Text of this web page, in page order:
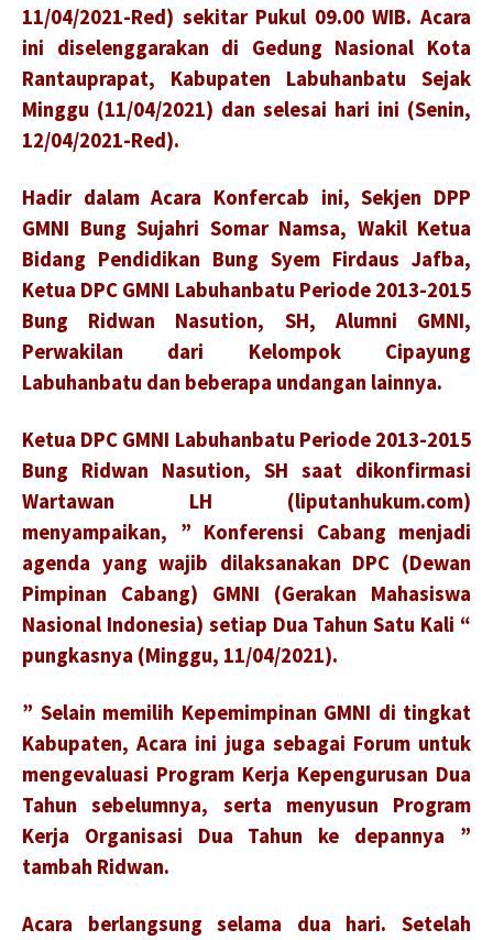
11/04/2021-Red) sekitar Pukul 09.00 WIB. Acara
ini diselenggarakan di Gedung Nasional Kota
Rantauprapat, Kabupaten Labuhanbatu Sejak
Minggu (11/04/2021) dan selesai hari ini (Senin,
12/04/2021-Red).
Hadir dalam Acara Konfercab ini, Sekjen DPP
GMNI Bung Sujahri Somar Namsa, Wakil Ketua
Bidang Pendidikan Bung Syem Firdaus Jafba,
Ketua DPC GMNI Labuhanbatu Periode 2013-2015
Bung Ridwan Nasution, SH, Alumni GMNI,
Perwakilan dari Kelompok Cipayung
Labuhanbatu dan beberapa undangan lainnya.
Ketua DPC GMNI Labuhanbatu Periode 2013-2015
Bung Ridwan Nasution, SH saat dikonfirmasi
Wartawan LH (liputanhukum.com)
menyampaikan, ” Konferensi Cabang menjadi
agenda yang wajib dilaksanakan DPC (Dewan
Pimpinan Cabang) GMNI (Gerakan Mahasiswa
Nasional Indonesia) setiap Dua Tahun Satu Kali “
pungkasnya (Minggu, 11/04/2021).
” Selain memilih Kepemimpinan GMNI di tingkat
Kabupaten, Acara ini juga sebagai Forum untuk
mengevaluasi Program Kerja Kepengurusan Dua
Tahun sebelumnya, serta menyusun Program
Kerja Organisasi Dua Tahun ke depannya ”
tambah Ridwan.
Acara berlangsung selama dua hari. Setelah